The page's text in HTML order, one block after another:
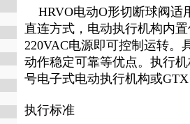
HRVO电动O形切断球阀适
直连方式，电动执行机构内
220VAC电源即可控制运转。
动作稳定可靠等优点。执行
号电子式电动执行机构或
执行标准